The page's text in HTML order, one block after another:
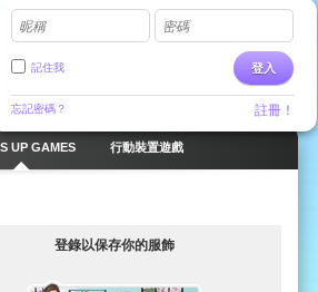
昵稱 密碼
登入
記住我
忘記密碼？ 註冊！
UP GAMES 行動裝置遊戲
登錄以保存你的服飾